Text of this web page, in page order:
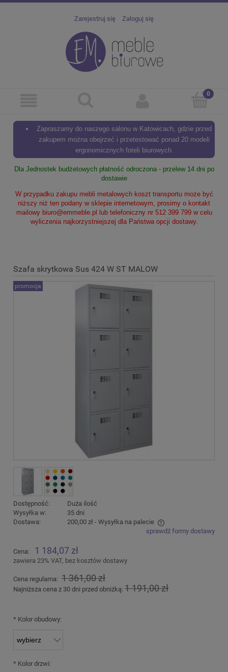
Zarejestruj się Zaloguj się
Zapraszamy do naszego salonu w Katowicach, gdzie przed
zakupem można obejrzeć i przetestować ponad 20 modeli
ergonomicznych foteli biurowych.
Dla Jednostek budżetowych płatność odroczona - przelew 14 dni po
dostawie
W przypadku zakupu mebli metalowych koszt transportu może być
niższy niż ten podany w sklepie internetowym, prosimy o kontakt
mailowy biuro@emmeble.pl
lub telefoniczny nr 512 399 799 w celu
wyliczenia najkorzystniejszej dla Państwa opcji dostawy.
Szafa skrytkowa Sus 424 W ST MALOW
promocja
Dostępność:
Duża ilość
Wysyłka w:
35 dni
Dostawa:
200,00 zł - Wysyłka na palecie
Cena nie zawiera ewentualnych kosztów płatnościsprawdź formy dostawy
Cena: 1 184,07 zł
zawiera 23% VAT, bez kosztów dostawy
Cena regularna: 1 361,00 zł
Najniższa cena z 30 dni przed obniżką: 1 191,00 zł
* Kolor obudowy:
* Kolor drzwi: